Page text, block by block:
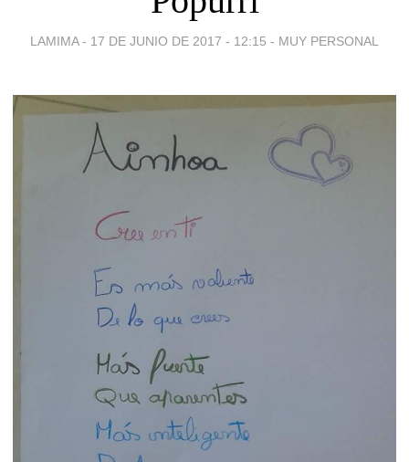
LAMIMA - 17 DE JUNIO DE 2017 - 12:15 - MUY PERSONAL